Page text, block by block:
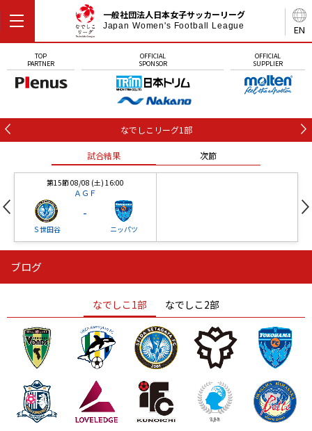
EN
一般社団法人日本女子サッカーリーグ
Japan Women's Football League
TOP
PARTNER
OFFICIAL
SPONSOR
OFFICIAL
SUPPLIER
なでしこリーグ1部
試合結果 次節
第15節 08/08 (土) 16:00
ＡＧＦ
Ｓ世田谷
-
ニッパツ
ニッパツ
ニッパツ 名古屋
石人の星
静岡 愛媛Ｌ
ブログ
なでしこ1部 なでしこ2部